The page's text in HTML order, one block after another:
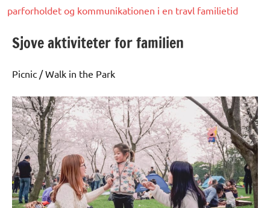
parforholdet og kommunikationen i en travl familietid
Sjove aktiviteter for familien
Picnic / Walk in the Park